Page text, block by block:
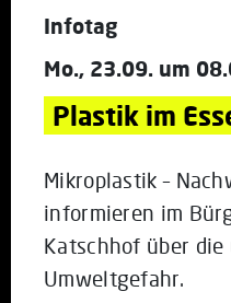
Infotag
Mo., 23.09. um
Plastik im
Mikroplastik –
informieren im
Katschhof über
Umweltgefahr.